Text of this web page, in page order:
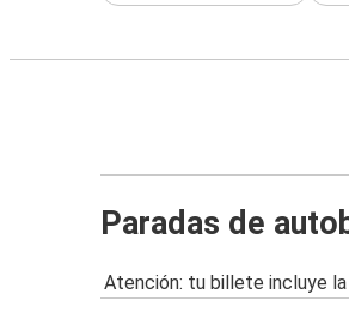
Paradas de
Atención: tu billete incluye